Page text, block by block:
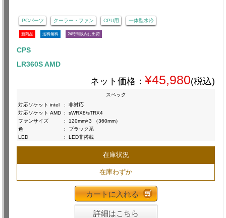
PCパーツ クーラー・ファン CPU用 一体型水冷
新商品 送料無料 24時間以内に出荷
CPS
LR360S AMD
ネット価格： ¥45,980(税込)
スペック
対応ソケット intel
:
非対応
対応ソケット AMD :
sWRX8/sTRX4
ファンサイズ
:
120mm×3 （360mm）
色
:
ブラック系
LED
: LED非搭載
在庫状況
在庫わずか
カートに入れる
詳細はこちら